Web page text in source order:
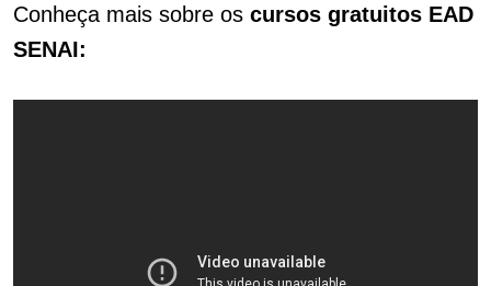
Conheça mais sobre os cursos gratuitos EAD
SENAI: